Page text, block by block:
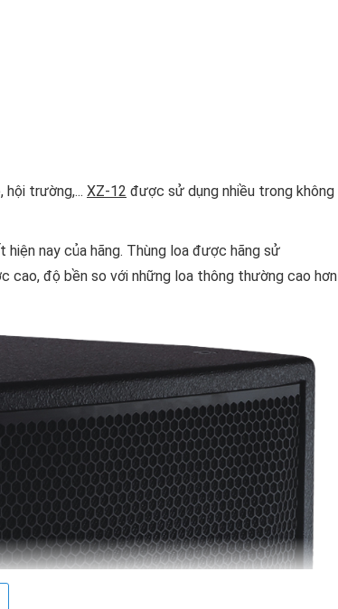
hội trường,... XZ-12 được sử dụng nhiều trong không
nay của hãng. Thùng loa được hãng sử
cao, độ bền so với những loa thông thường cao hơn